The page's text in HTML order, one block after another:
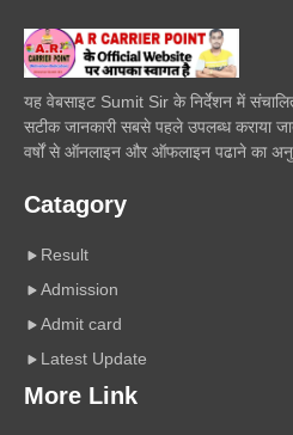
यह वेबसाइट Sumit Sir के निर्देशन में
सटीक जानकारी सबसे पहले उपलब्ध कराया
वर्षों से ऑनलाइन और ऑफलाइन पढाने का
Catagory
Result
Admission
Admit card
Latest Update
More Link